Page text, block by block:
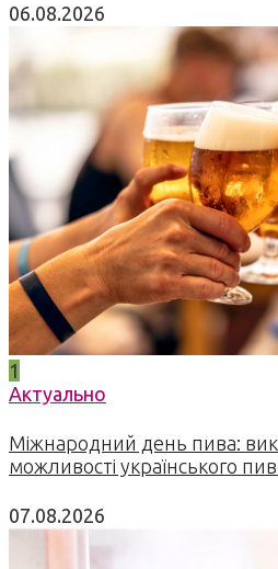
06.08.2026
1
Актуально
Міжнародний день пива:
можливості українського
07.08.2026